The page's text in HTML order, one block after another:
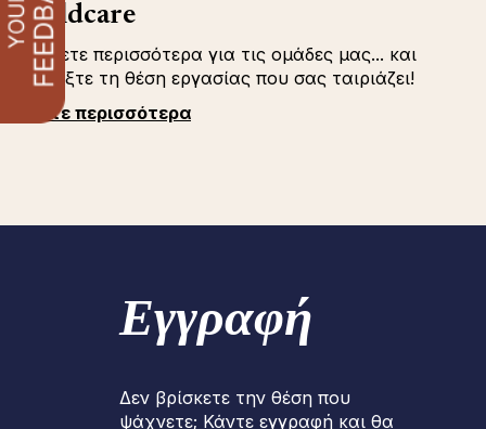
childcare
Μάθετε περισσότερα για τις ομάδες μας... και
επιλέξτε τη θέση εργασίας που σας ταιριάζει!
Δείτε περισσότερα
Εγγραφή
Δεν βρίσκετε την θέση που
ψάχνετε; Κάντε εγγραφή και θα